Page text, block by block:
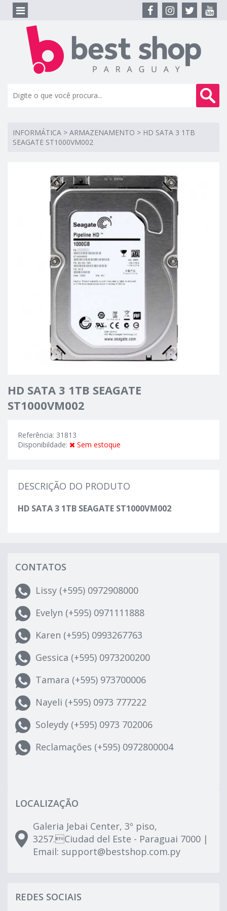
INFORMÁTICA > ARMAZENAMENTO > HD SATA 3 1TB
SEAGATE ST1000VM002
HD SATA 3 1TB SEAGATE
ST1000VM002
Referência: 31813
Disponibildade:
Sem estoque
DESCRIÇÃO DO PRODUTO
HD SATA 3 1TB SEAGATE ST1000VM002
CONTATOS
Lissy (+595) 0972908000
Evelyn (+595) 0971111888
Karen (+595) 0993267763
Gessica (+595) 0973200200
Tamara (+595) 973700006
Nayeli (+595) 0973 777222
Soleydy (+595) 0973 702006
Reclamações (+595) 0972800004
LOCALIZAÇÃO
Galeria Jebai Center, 3º piso,
3257.Ciudad del Este - Paraguai 7000 |
Email: support@bestshop.com.py
REDES SOCIAIS